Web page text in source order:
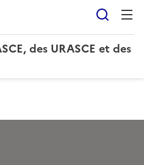
des URASCE et des